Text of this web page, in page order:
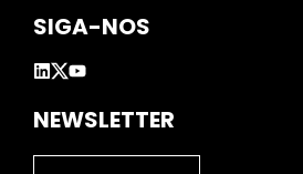
t
.
SIGA-NOS
NEWSLETTER